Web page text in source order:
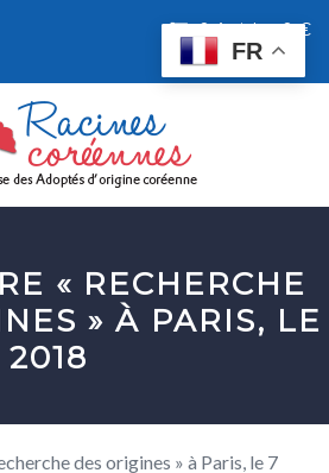
0 Article 0 €
« RECHERCHE
» À PARIS, LE
des origines » à Paris, le 7
FR